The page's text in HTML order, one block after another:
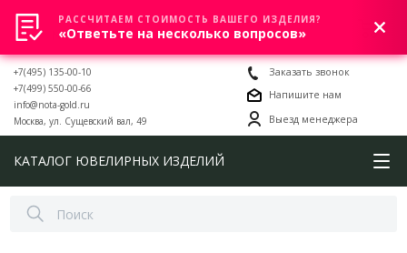
0
+7(495) 135-00-10
+7(499) 550-00-66
info@nota-gold.ru
Москва, ул. Сущевский вал, 49
Заказать звонок
Напишите нам
Выезд менеджера
КАТАЛОГ ЮВЕЛИРНЫХ ИЗДЕЛИЙ
РАССЧИТАЕМ СТОИМОСТЬ ВАШЕГО ИЗДЕЛИЯ?
«Ответьте на несколько вопросов»